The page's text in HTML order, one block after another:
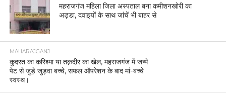
महराजगंज महिला जिला अस्पताल बना कमीशनखोरी का
अड्डा, दवाइयों के साथ जांचें भी बाहर से
MAHARAJGANJ
कुदरत का करिश्मा या तक़दीर का खेल, महराजगंज में जन्मे
पेट से जुड़े जुड़वा बच्चे, सफल ऑपरेशन के बाद मां-बच्चे
स्वस्थ।